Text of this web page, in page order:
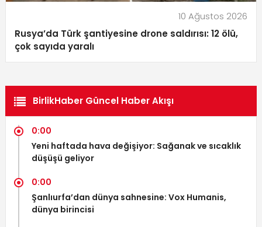
10 Ağustos 2026
Rusya’da Türk şantiyesine drone saldırısı: 12 ölü,
çok sayıda yaralı
BirlikHaber Güncel Haber Akışı
0:00
Yeni haftada hava değişiyor: Sağanak ve sıcaklık
düşüşü geliyor
0:00
Şanlıurfa’dan dünya sahnesine: Vox Humanis,
dünya birincisi